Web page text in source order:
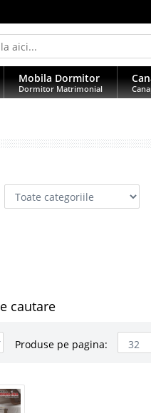
Mobila Dormitor
Dormitor Matrimonial
cautare
Produse pe pagina:
toaleta machiaj